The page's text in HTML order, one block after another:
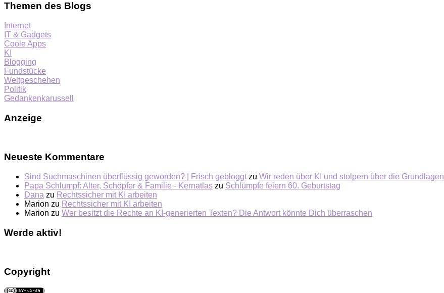
Themen des Blogs
Internet
IT & Gadgets
Coole Apps
KI
Blogging
Fundstücke
Weltgeschehen
Politik
Gedankenkarussell
Anzeige
Neueste Kommentare
Sind Suchmaschinen überflüssig geworden? | Frisch gebloggt zu Wir reden über KI und stolpern über die Grundlagen
Papa Schlumpf: Alter, Schöpfer & Familie - Kernatlas zu Schlümpfe feiern 60. Geburtstag
Dana zu Rechtssicher mit KI arbeiten
Marion zu Rechtssicher mit KI arbeiten
Marion zu Wer besitzt die Rechte an KI-generierten Texten? Die Antwort könnte Dich überraschen
Werde aktiv!
Copyright